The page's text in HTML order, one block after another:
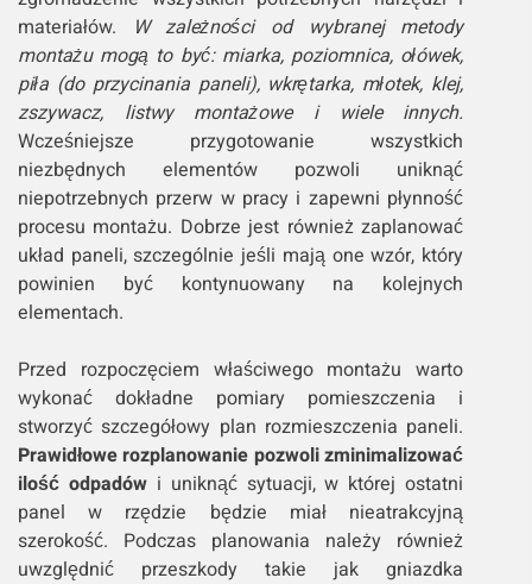
materiałów.
W zależności od wybranej metody
montażu mogą to być: miarka, poziomnica, ołówek,
piła (do przycinania paneli), wkrętarka, młotek, klej,
zszywacz, listwy montażowe i wiele innych.
Wcześniejsze przygotowanie wszystkich
niezbędnych elementów pozwoli uniknąć
niepotrzebnych przerw w pracy i zapewni płynność
procesu montażu. Dobrze jest również zaplanować
układ paneli, szczególnie jeśli mają one wzór, który
powinien być kontynuowany na kolejnych
elementach.
Przed rozpoczęciem właściwego montażu warto
wykonać dokładne pomiary pomieszczenia i
stworzyć szczegółowy plan rozmieszczenia paneli.
Prawidłowe rozplanowanie pozwoli zminimalizować
ilość odpadówi uniknąć sytuacji, w której ostatni
panel w rzędzie będzie miał nieatrakcyjną
szerokość. Podczas planowania należy również
uwzględnić przeszkody takie jak gniazdka